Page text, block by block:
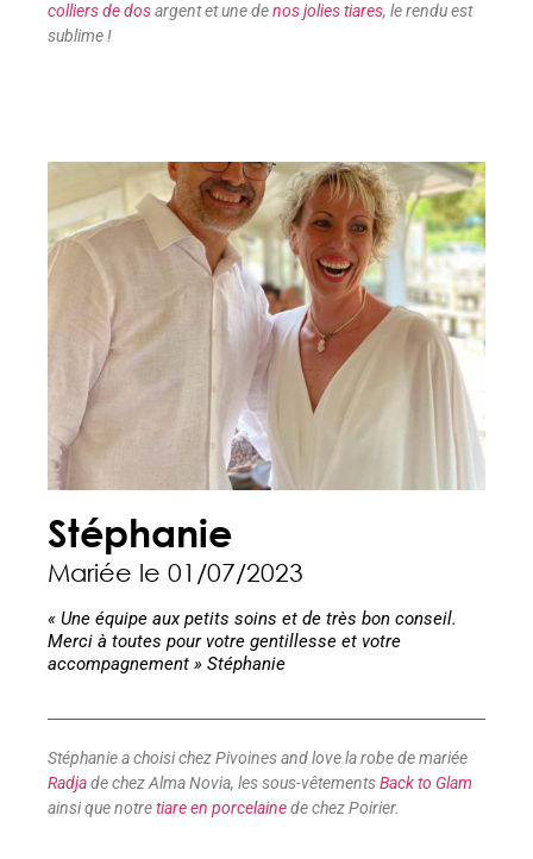
colliers de dosargent et une denos jolies tiares, le rendu est
sublime !
Stéphanie
Mariée le 01/07/2023
« Une équipe aux petits soins et de très bon conseil.
Merci à toutes pour votre gentillesse et votre
accompagnement » Stéphanie
Stéphanie a choisi chez Pivoines and love la robe de mariée
Radjade chez Alma Novia, les sous-vêtementsBack to Glam
ainsi que notretiare en porcelainede chez Poirier.